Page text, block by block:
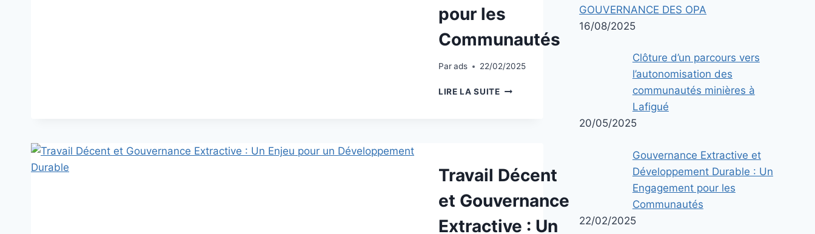
pour les
Communautés
Parads 22/02/2025
LIRE LA SUITE
Travail Décent
et Gouvernance
Extractive : Un
GOUVERNANCE DES OPA
16/08/2025
Clôture d’un parcours vers
l’autonomisation des
communautés minières à
Lafigué
20/05/2025
Gouvernance Extractive et
Développement Durable : Un
Engagement pour les
Communautés
22/02/2025